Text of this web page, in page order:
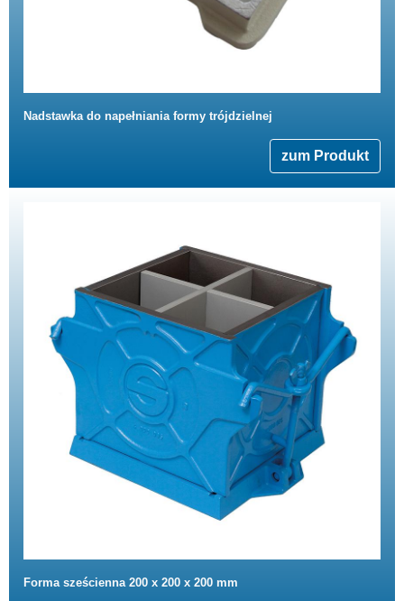
Nadstawka do napełniania formy trójdzielnej
zum Produkt
Forma sześcienna 200 x 200 x 200 mm